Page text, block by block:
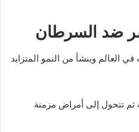
ضد السرطان
العالم وينشأ من النمو المتزايد
ثم تتحول إلى أمراض مزمنة